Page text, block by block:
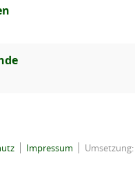
Impressum Umsetzung: